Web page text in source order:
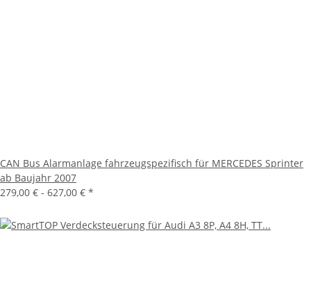
CAN Bus Alarmanlage fahrzeugspezifisch für MERCEDES Sprinter
ab Baujahr 2007
279,00 € - 627,00 € *